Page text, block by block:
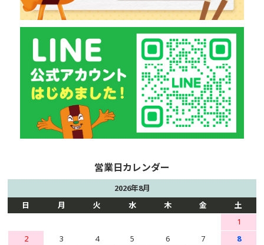
2026年8月
日
月 火 水 木 金
土
1
2
3 4 5 6 7
8